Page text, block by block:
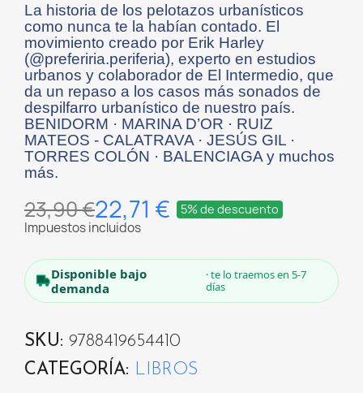
La historia de los pelotazos urbanísticos
como nunca te la habían contado. El
movimiento creado por Erik Harley
(@preferiria.periferia), experto en estudios
urbanos y colaborador de El Intermedio, que
da un repaso a los casos más sonados de
despilfarro urbanístico de nuestro país.
BENIDORM · MARINA D’OR · RUIZ
MATEOS - CALATRAVA · JESÚS GIL ·
TORRES COLÓN · BALENCIAGA y muchos
más.
23,90 €22,71 € 5% de descuento
Impuestos incluidos
Disponible bajo
demanda
· te lo traemos en 5-7
días
SKU
9788419654410
CATEGORÍA
LIBROS